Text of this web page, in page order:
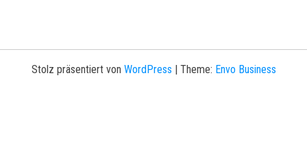
Stolz präsentiert von WordPress | Theme: Envo Business